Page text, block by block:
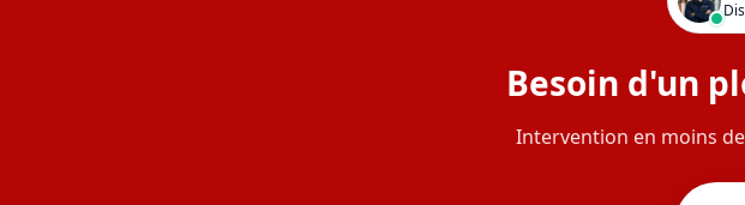
Besoin d'un
Intervention en moins